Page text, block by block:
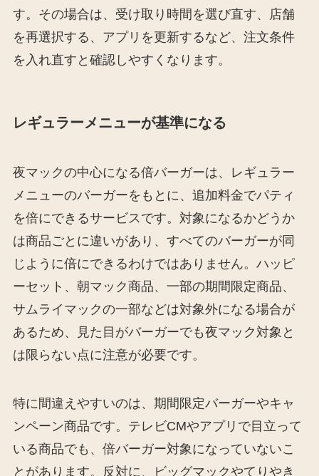
す。その場合は、受け取り時間を選び直す、店舗
を再選択する、アプリを更新するなど、注文条件
を入れ直すと確認しやすくなります。
レギュラーメニューが基準になる
夜マックの中心になる倍バーガーは、レギュラー
メニューのバーガーをもとに、追加料金でパティ
を倍にできるサービスです。対象になるかどうか
は商品ごとに違いがあり、すべてのバーガーが同
じように倍にできるわけではありません。ハッピ
ーセット、朝マック商品、一部の期間限定商品、
サムライマックの一部などは対象外になる場合が
あるため、見た目がバーガーでも夜マック対象と
は限らない点に注意が必要です。
特に間違えやすいのは、期間限定バーガーやキャ
ンペーン商品です。テレビCMやアプリで目立って
いる商品でも、倍バーガー対象になっていないこ
とがあります。反対に、ビッグマックやてりやき